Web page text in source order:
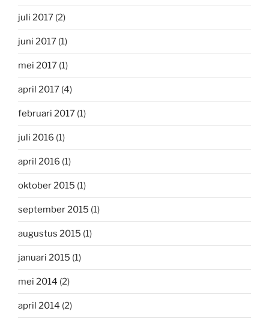
juli 2017 (2)
juni 2017 (1)
mei 2017 (1)
april 2017 (4)
februari 2017 (1)
juli 2016 (1)
april 2016 (1)
oktober 2015 (1)
september 2015 (1)
augustus 2015 (1)
januari 2015 (1)
mei 2014 (2)
april 2014 (2)